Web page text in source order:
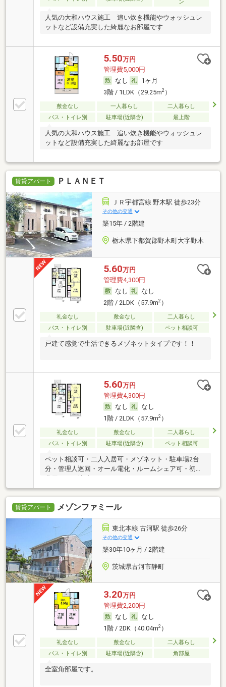
ン
人気の大和ハウス施工 追い炊き機能やウォッシュレ
ットなど設備充実した綺麗なお部屋です
5.50万円
管理費5,000円
なし
1ヶ月
3階 / 1LDK（29.25m2）
敷金なし 一人暮らし
二人暮らし
バス・トイレ別
駐車場(近隣含) 最上階
人気の大和ハウス施工 追い炊き機能やウォッシュレ
ットなど設備充実した綺麗なお部屋です
賃貸アパート ＰＬＡＮＥＴ
ＪＲ宇都宮線 野木駅 徒歩23分
その他の交通
築15年 / 2階建
栃木県下都賀郡野木町大字野木
5.60万円
管理費4,300円
なし
なし
2階 / 2LDK（57.9m2）
礼金なし 敷金なし
二人暮らし
バス・トイレ別
駐車場(近隣含) ペット相談可
戸建て感覚で生活できるメゾネットタイプです！！
5.60万円
管理費4,300円
なし
なし
1階 / 2LDK（57.9m2）
礼金なし 敷金なし
二人暮らし
バス・トイレ別
駐車場(近隣含) ペット相談可
ペット相談可・二人入居可・メゾネット・駐車場2台
分・管理人巡回・オール電化・ルームシェア可・初期
賃貸アパート メゾンファミール
東北本線 古河駅 徒歩26分
その他の交通
築30年10ヶ月 / 2階建
茨城県古河市静町
3.20万円
管理費2,200円
なし
なし
1階 / 2DK（40.04m2）
礼金なし 敷金なし
二人暮らし
バス・トイレ別
駐車場(近隣含) 角部屋
全室角部屋です。